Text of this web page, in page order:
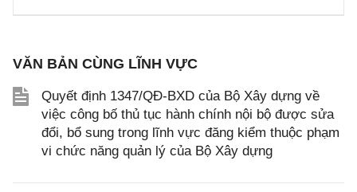
VĂN BẢN CÙNG LĨNH VỰC
Quyết định 1347/QĐ-BXD của Bộ Xây dựng về
việc công bố thủ tục hành chính nội bộ được sửa
đổi, bổ sung trong lĩnh vực đăng kiểm thuộc phạm
vi chức năng quản lý của Bộ Xây dựng